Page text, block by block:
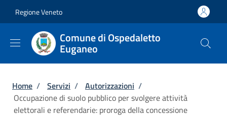
Regione Veneto
Comune di Ospedaletto
Euganeo
Briciole di pane
Home / Servizi / Autorizzazioni /
Occupazione di suolo pubblico per svolgere attività
elettorali e referendarie: proroga della concessione